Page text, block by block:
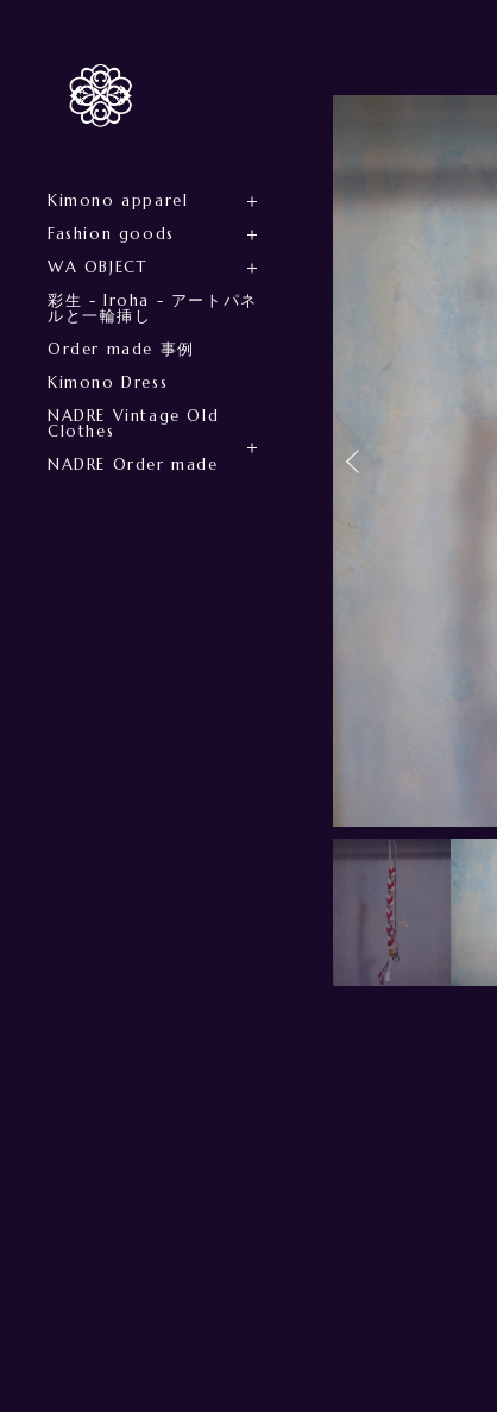
Kimono apparel
Fashion goods
WA OBJECT
彩生 - Iroha - アートパネ
ルと一輪挿し
Order made 事例
Kimono Dress
NADRE Vintage Old
Clothes
NADRE Order made